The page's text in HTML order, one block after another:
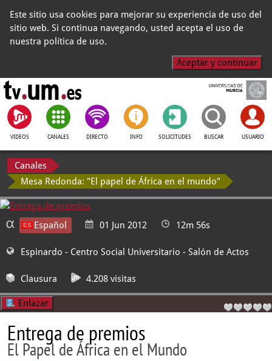
Este sitio usa cookies para mejorar su experiencia de uso del
sitio web. Si continua navegando, usted acepta el uso de
nuestra política de uso.
Aceptar y continuar
VIDEOS CANALES DIRECTO INFO SOLICITUDES BUSCAR USUARIO
Canales
Mesa Redonda: "El papel de África en el mundo"
Español 01 Jun 2012 12m 56s
Espinardo - Centro Social Universitario - Salón de Actos
Clausura 4.208 visitas
Enlazar
Entrega de premios
El Papel de África en el Mundo